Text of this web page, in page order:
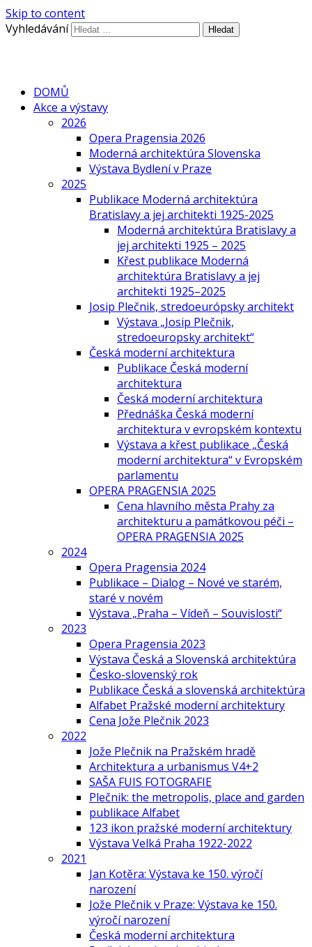
Skip to content
Vyhledávání
DOMŮ
Akce a výstavy
2026
Opera Pragensia 2026
Moderná architektúra Slovenska
Výstava Bydlení v Praze
2025
Publikace Moderná architektúra
Bratislavy a jej architekti 1925-2025
Moderná architektúra Bratislavy a
jej architekti 1925 – 2025
Křest publikace Moderná
architektúra Bratislavy a jej
architekti 1925–2025
Josip Plečnik, stredoeurópsky architekt
Výstava „Josip Plečnik,
stredoeuropsky architekt“
Česká moderní architektura
Publikace Česká moderní
architektura
Česká moderní architektura
Přednáška Česká moderní
architektura v evropském kontextu
Výstava a křest publikace „Česká
moderní architektura“ v Evropském
parlamentu
OPERA PRAGENSIA 2025
Cena hlavního města Prahy za
architekturu a památkovou péči –
OPERA PRAGENSIA 2025
2024
Opera Pragensia 2024
Publikace – Dialog – Nové ve starém,
staré v novém
Výstava „Praha – Vídeň – Souvislosti“
2023
Opera Pragensia 2023
Výstava Česká a Slovenská architektúra
Česko-slovenský rok
Publikace Česká a slovenská architektúra
Alfabet Pražské moderní architektury
Cena Jože Plečnik 2023
2022
Jože Plečnik na Pražském hradě
Architektura a urbanismus V4+2
SAŠA FUIS FOTOGRAFIE
Plečnik: the metropolis, place and garden
publikace Alfabet
123 ikon pražské moderní architektury
Výstava Velká Praha 1922-2022
2021
Jan Kotěra: Výstava ke 150. výročí
narození
Jože Plečnik v Praze: Výstava ke 150.
výročí narození
Česká moderní architektura